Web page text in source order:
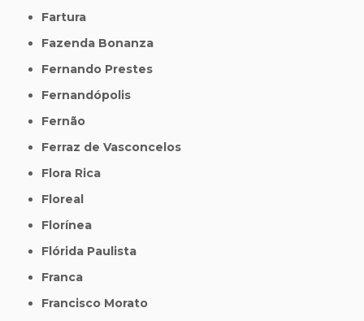
Fartura
Fazenda Bonanza
Fernando Prestes
Fernandópolis
Fernão
Ferraz de Vasconcelos
Flora Rica
Floreal
Florínea
Flórida Paulista
Franca
Francisco Morato